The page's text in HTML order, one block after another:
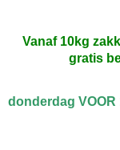
Vanaf 10kg
gratis
donderdag VOOR